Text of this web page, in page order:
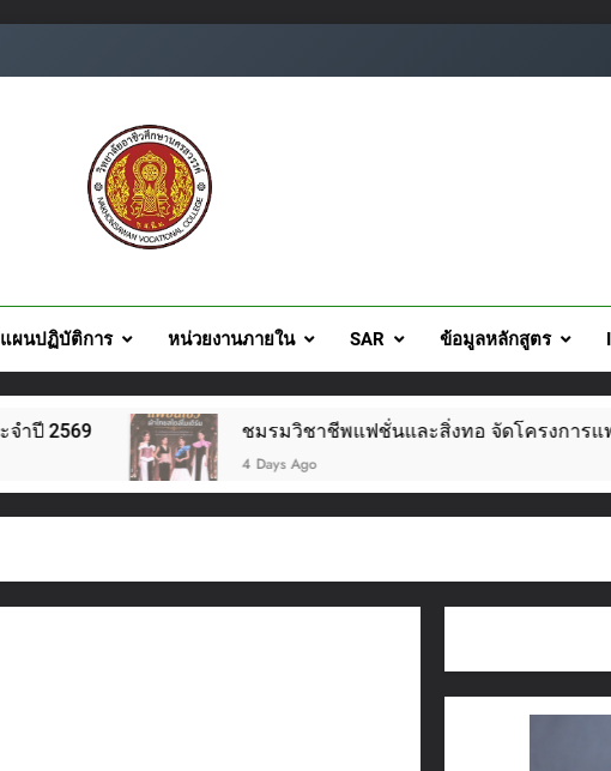
แผนปฏิบัติการ หน่วยงานภายใน SAR ข้อมูลหลักสูตร
ชมรมวิชาชีพแฟชั่นและสิ่งทอ จัดโครงการแฟชั่นโชว์ผ้าไ
4 Days Ago